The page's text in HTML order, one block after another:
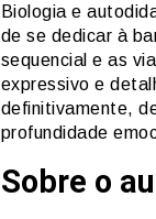
Biologia e
de se dedicar à
sequencial e as
expressivo e
definitivamente,
profundidade
Sobre o